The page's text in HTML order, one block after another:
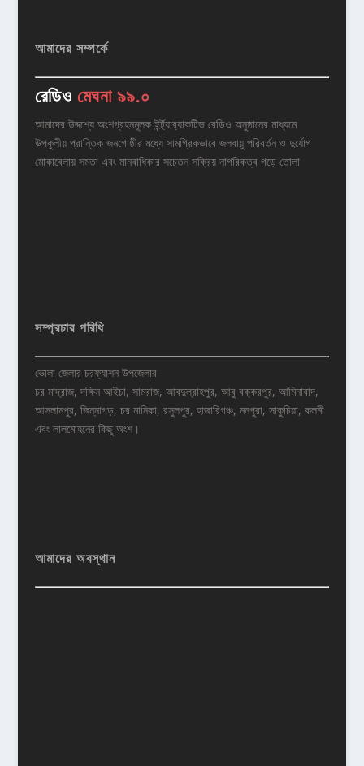
আমাদের সম্পর্কে
রেডিও মেঘনা ৯৯.০
আমাদের উদ্দশ্যে অংশগ্রহনমূলক ইর্ন্ট্যার‌্যাকটিভ রেডিও অনুষ্ঠানের মাধ্যমে
উপকুলীয় প্রান্তিক জনগোষ্ঠীর মধ্যে সামগ্রিকভাবে জলবায়ু পরিবর্তন ও দুর্যোগ
মোকাবেলায় সমতা এবং মানবাধিকার সচেতন সক্রিয় নাগরিকত্ব গড়ে তোলা
সম্প্রচার পরিধি
ভোলা জেলার চরফ্যাশন উপজেলার
চর মাদ্রাজ, দক্ষিন আইচা, সামরাজ, আবদুল্রাহপুর, আবু বক্করপুর, আমিনাবাদ,
আসলামপুর, জিন্নাগড়, চর মানিকা, রসুলপুর, হাজারিগঞ্চ, মনপুরা, সাকুচিয়া, কলমী
এবং লালমোহনের কিছু অংশ।
আমাদের অবস্থান